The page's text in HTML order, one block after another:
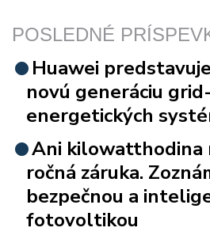
POSLEDNÉ
Huawei
novú generáciu
energetických
Ani kilowatthodina
ročná záruka.
bezpečnou a
fotovoltikou